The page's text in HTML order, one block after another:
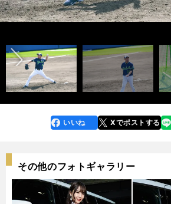
インタビュー記事＞＞
photo by Wada Satoshi
インタビュー記事＞＞
photo by Wada Satoshi
前へ
faceboo
k
いいね Xでポストする
line
その他のフォトギャラリー